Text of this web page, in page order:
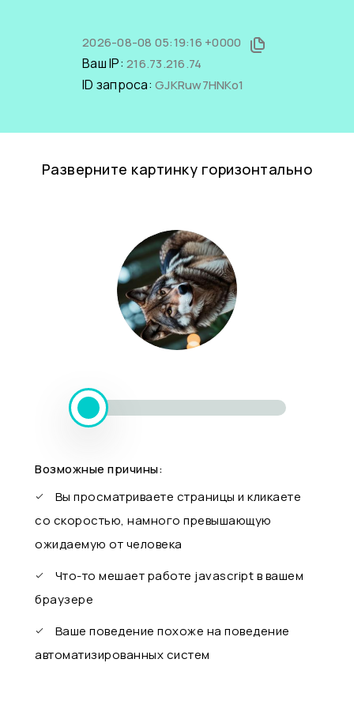
2026-08-08 05:19:16 +0000
Ваш IP: 216.73.216.74
ID запроса: GJKRuw7HNKo1
Разверните картинку горизонтально
Возможные причины:
Вы просматриваете страницы и кликаете
со скоростью, намного превышающую
ожидаемую от человека
Что-то мешает работе javascript в вашем
браузере
Ваше поведение похоже на поведение
автоматизированных систем